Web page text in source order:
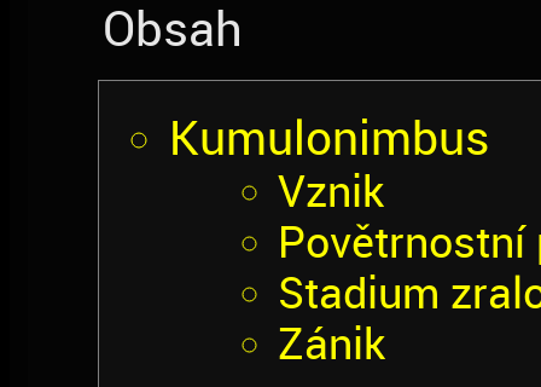
Obsah
Kumulonimbus
Vznik
Povětrnostní
Stadium
Zánik